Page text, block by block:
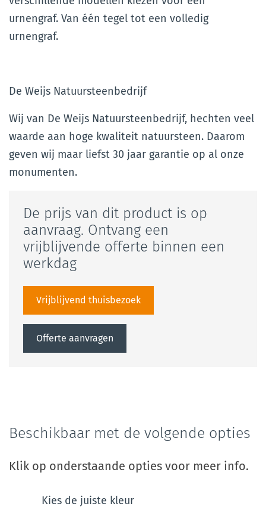
urnengraf. Van één tegel tot een volledig
urnengraf.
De Weijs Natuursteenbedrijf
Wij van De Weijs Natuursteenbedrijf, hechten veel
waarde aan hoge kwaliteit natuursteen. Daarom
geven wij maar liefst 30 jaar garantie op al onze
monumenten.
De prijs van dit product is op
aanvraag. Ontvang een
vrijblijvende offerte binnen een
werkdag
Vrijblijvend thuisbezoek
Offerte aanvragen
Beschikbaar met de volgende opties
Klik op onderstaande opties voor meer info.
Kies de juiste kleur